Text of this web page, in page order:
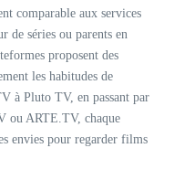
comparable aux services
de séries ou parents en
proposent des
les habitudes de
à Pluto TV, en passant par
ou ARTE.TV, chaque
envies pour regarder films